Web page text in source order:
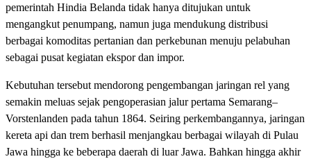
pemerintah Hindia Belanda tidak hanya ditujukan untuk
mengangkut penumpang, namun juga mendukung distribusi
berbagai komoditas pertanian dan perkebunan menuju pelabuhan
sebagai pusat kegiatan ekspor dan impor.
Kebutuhan tersebut mendorong pengembangan jaringan rel yang
semakin meluas sejak pengoperasian jalur pertama Semarang–
Vorstenlanden pada tahun 1864. Seiring perkembangannya, jaringan
kereta api dan trem berhasil menjangkau berbagai wilayah di Pulau
Jawa hingga ke beberapa daerah di luar Jawa. Bahkan hingga akhir